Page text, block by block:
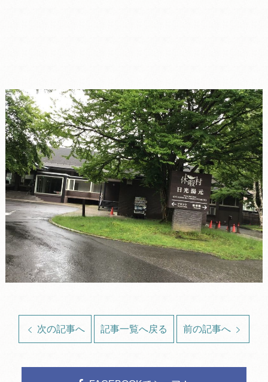
次の記事へ 記事一覧へ戻る 前の記事へ